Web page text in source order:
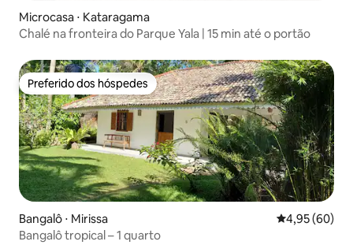
Microcasa ⋅ Kataragama
Chalé na fronteira do Parque Yala | 15 min até o portão
Preferido dos hóspedes
Preferido dos hóspedes
Bangalô ⋅ Mirissa 4,95 de uma
4,95 (60)
Bangalô tropical – 1 quarto